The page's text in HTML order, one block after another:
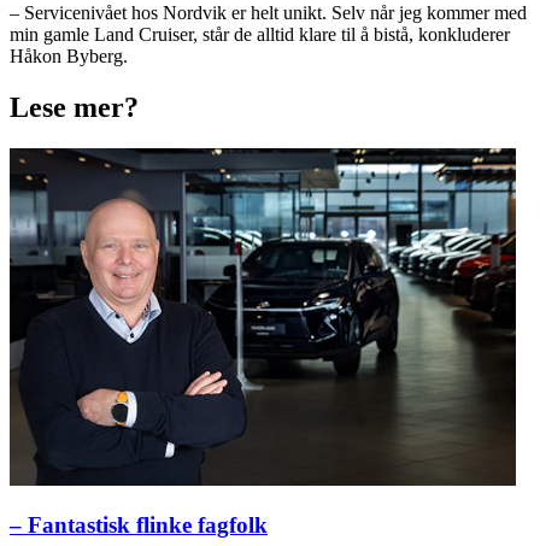
– Servicenivået hos Nordvik er helt unikt. Selv når jeg kommer med
min gamle Land Cruiser, står de alltid klare til å bistå, konkluderer
Håkon Byberg.
Lese mer?
– Fantastisk flinke fagfolk